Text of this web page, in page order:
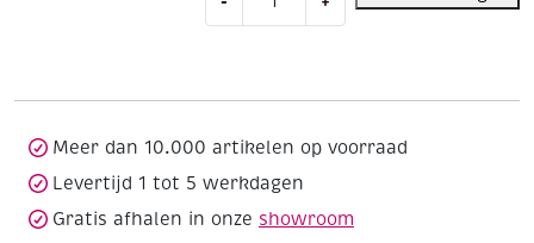
stuks,
goudkleurig
Meer dan 10.000 artikelen op voorraad
Levertijd 1 tot 5 werkdagen
Gratis afhalen in onze showroom